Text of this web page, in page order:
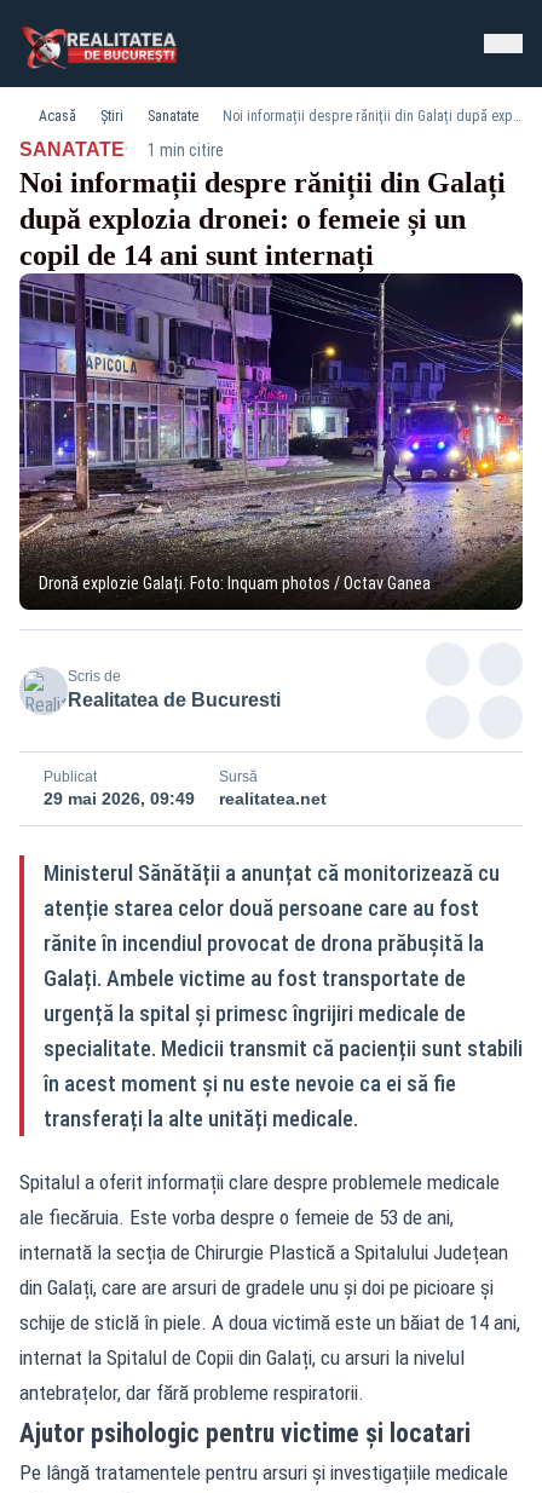
Acasă Știri Sanatate Noi informații despre răniții din Galați după explozia dronei: o femeie și un copil de 14 ani sunt internați
SANATATE· 1 min citire
Noi informații despre răniții din Galați
după explozia dronei: o femeie și un
copil de 14 ani sunt internați
Dronă explozie Galați. Foto: Inquam photos / Octav Ganea
Scris de
Realitatea de Bucuresti
Publicat
29 mai 2026, 09:49
Sursă
realitatea.net
Ministerul Sănătății a anunțat că monitorizează cu
atenție starea celor două persoane care au fost
rănite în incendiul provocat de drona prăbușită la
Galați. Ambele victime au fost transportate de
urgență la spital și primesc îngrijiri medicale de
specialitate. Medicii transmit că pacienții sunt stabili
în acest moment și nu este nevoie ca ei să fie
transferați la alte unități medicale.
Spitalul a oferit informații clare despre problemele medicale
ale fiecăruia. Este vorba despre o femeie de 53 de ani,
internată la secția de Chirurgie Plastică a Spitalului Județean
din Galați, care are arsuri de gradele unu și doi pe picioare și
schije de sticlă în piele. A doua victimă este un băiat de 14 ani,
internat la Spitalul de Copii din Galați, cu arsuri la nivelul
antebrațelor, dar fără probleme respiratorii.
Ajutor psihologic pentru victime și locatari
Pe lângă tratamentele pentru arsuri și investigațiile medicale